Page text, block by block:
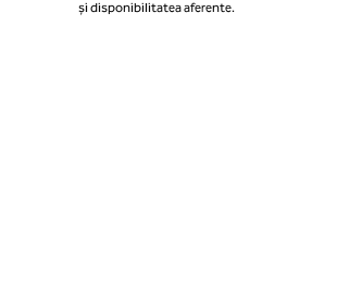
și disponibilitatea aferente.